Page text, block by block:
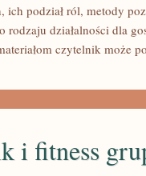
ich podział ról, metody
rodzaju działalności dla
czytelnik może
i fitness